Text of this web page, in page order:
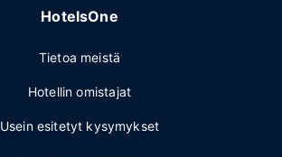
HotelsOne
Tietoa meistä
Hotellin omistajat
Usein esitetyt kysymykset